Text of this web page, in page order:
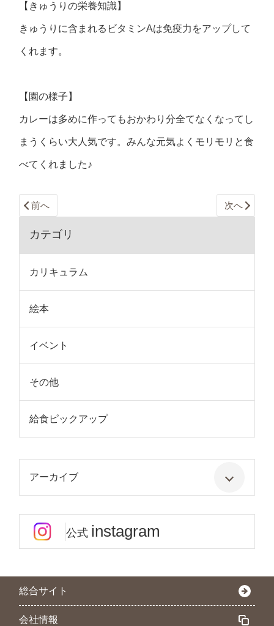
【きゅうりの栄養知識】
きゅうりに含まれるビタミンAは免疫力をアップして
くれます。
【園の様子】
カレーは多めに作ってもおかわり分全てなくなってし
まうくらい大人気です。みんな元気よくモリモリと食
べてくれました♪
前へ 次へ
カテゴリ
カリキュラム
絵本
イベント
その他
給食ピックアップ
アーカイブ
公式 instagram
総合サイト
会社情報